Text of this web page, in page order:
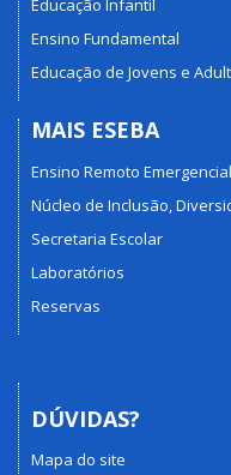
Educação Infantil
Ensino Fundamental
Educação de Jovens e
MAIS ESEBA
Ensino Remoto Emergencial
Núcleo de Inclusão,
Secretaria Escolar
Laboratórios
Reservas
DÚVIDAS?
Mapa do site